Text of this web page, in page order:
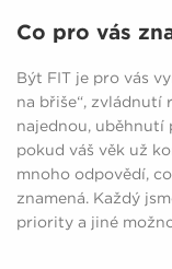
Co pro vás
Být FIT je pro vás
na břiše“, zvládnutí
najednou, uběhnutí
pokud váš věk už
mnoho odpovědí,
znamená. Každý
priority a jiné